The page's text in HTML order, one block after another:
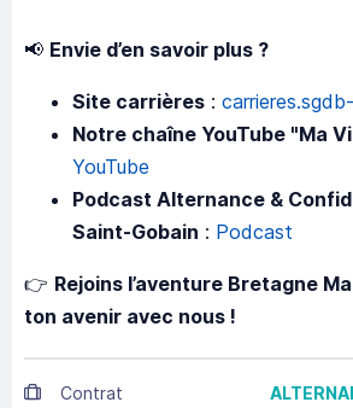
📢 Envie d’en savoir plus ?
Site carrières :
Notre chaîne YouTube "Ma
YouTube
Podcast Alternance &
Saint-Gobain : Podcast
👉 Rejoins l’aventure Bretagne
ton avenir avec nous !
Contrat